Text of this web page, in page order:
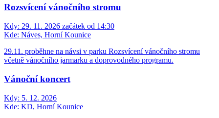
Rozsvícení vánočního stromu
Kdy: 29. 11. 2026 začátek od 14:30
Kde: Náves, Horní Kounice
29.11. proběhne na návsi v parku Rozsvícení vánočního stromu
včetně vánočního jarmarku a doprovodného programu.
Vánoční koncert
Kdy: 5. 12. 2026
Kde: KD, Horní Kounice